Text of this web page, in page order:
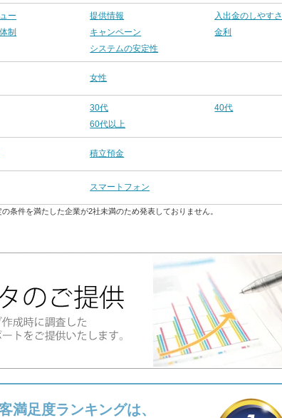
ー 提供情報
入出金のしやすさ
制
キャンペーン
金利
システムの安定性
女性
30代
40代
60代以上
積立預金
スマートフォン
条件を満たした企業が2社未満のため発表しておりません。
満足度ランキングは、